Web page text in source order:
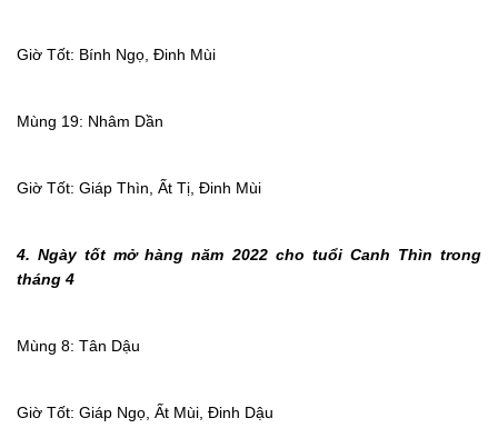
Giờ Tốt: Bính Ngọ, Đinh Mùi
Mùng 19: Nhâm Dần
Giờ Tốt: Giáp Thìn, Ất Tị, Đinh Mùi
4. Ngày tốt mở hàng năm 2022 cho tuổi Canh Thìn trong
tháng 4
Mùng 8: Tân Dậu
Giờ Tốt: Giáp Ngọ, Ất Mùi, Đinh Dậu